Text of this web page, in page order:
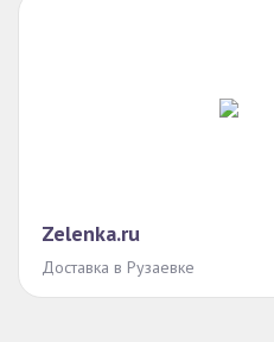
Zelenka.ru
Доставка в Рузаевке